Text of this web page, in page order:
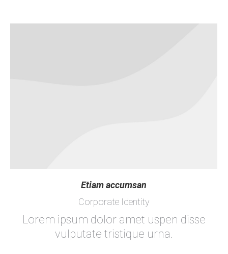
Etiam accumsan
Corporate Identity
Lorem ipsum dolor amet uspen disse
vulputate tristique urna.